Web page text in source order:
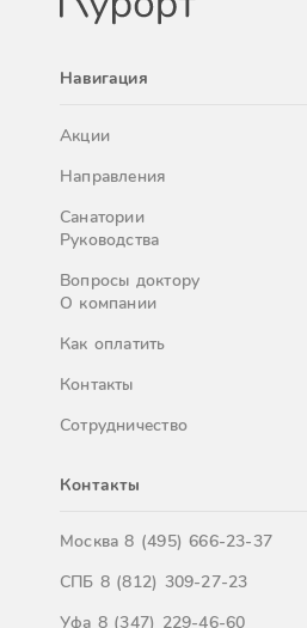
Навигация
Акции
Направления
Санатории
Руководства
Вопросы доктору
О компании
Как оплатить
Контакты
Сотрудничество
Контакты
Москва8 (495) 666-23-37
СПБ 8 (812) 309-27-23
Уфа 8 (347) 229-46-60